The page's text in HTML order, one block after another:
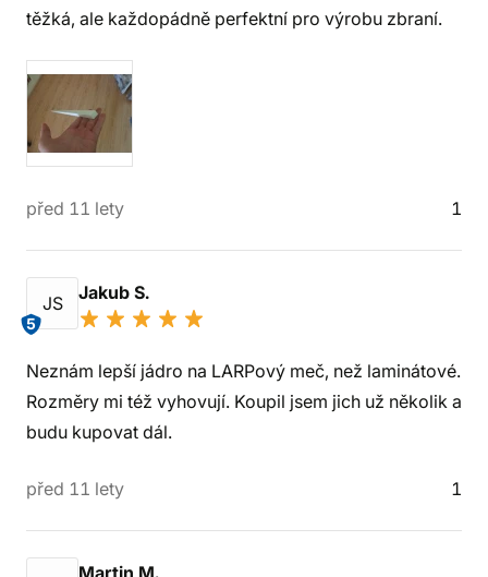
těžká, ale každopádně perfektní pro výrobu zbraní.
před 11 lety 1
JS
5
Jakub S.
Neznám lepší jádro na LARPový meč, než laminátové.
Rozměry mi též vyhovují. Koupil jsem jich už několik a
budu kupovat dál.
před 11 lety 1
Martin M.